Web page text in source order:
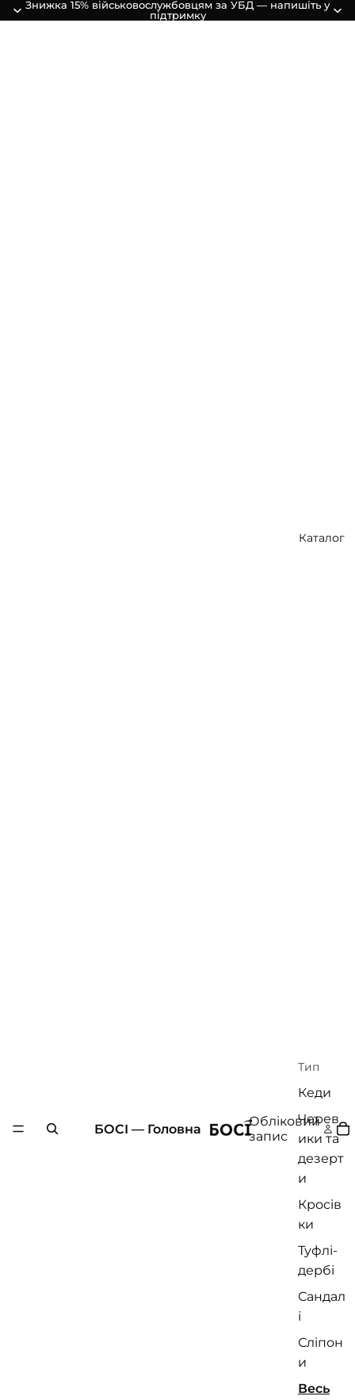
Знижка 15% військовослужбовцям за УБД — напишіть у
підтримку
Каталог
Тип
Кеди
Черев
ики та
дезерт
и
Кросів
ки
Туфлі-
дербі
Сандал
і
Сліпон
и
Весь
БОСІ — Головна
Обліковий
запис